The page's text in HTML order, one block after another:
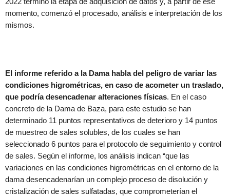
momento, comenzó el procesado, análisis e interpretación de los
mismos.
El informe referido a la Dama habla del peligro de variar las
condiciones higrométricas, en caso de acometer un traslado,
que podría desencadenar alteraciones físicas. En el caso
concreto de la Dama de Baza, para este estudio se han
determinado 11 puntos representativos de deterioro y 14 puntos
de muestreo de sales solubles, de los cuales se han
seleccionado 6 puntos para el protocolo de seguimiento y control
de sales. Según el informe, los análisis indican “que las
variaciones en las condiciones higrométricas en el entorno de la
dama desencadenarían un complejo proceso de disolución y
cristalización de sales sulfatadas, que comprometerían el